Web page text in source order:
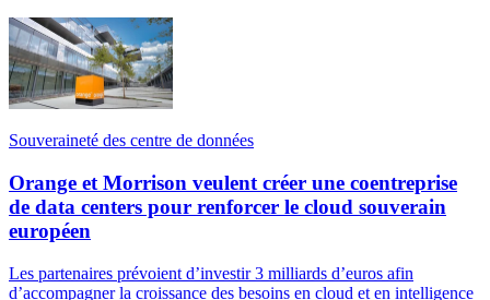
Souveraineté des centre de données
Orange et Morrison veulent créer une coentreprise
de data centers pour renforcer le cloud souverain
européen
Les partenaires prévoient d’investir 3 milliards d’euros afin
d’accompagner la croissance des besoins en cloud et en intelligence